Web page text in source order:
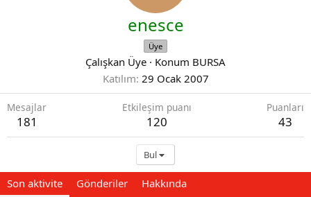
enesce
Üye
Çalışkan Üye · Konum BURSA
Katılım 29 Ocak 2007
Mesajlar
181
Etkileşim puanı
120
Puanları
43
Bul
Son aktivite Gönderiler Hakkında